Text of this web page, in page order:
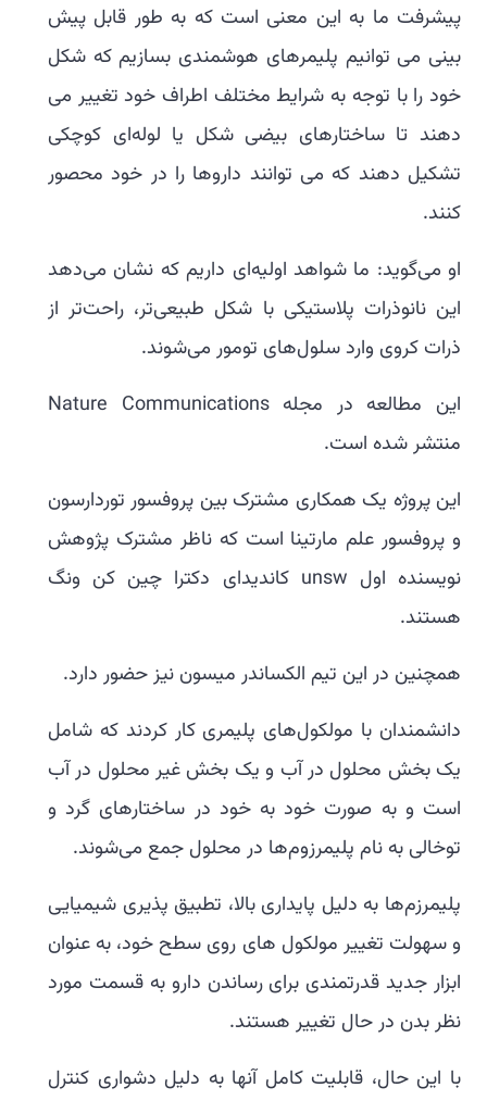
پیشرفت ما به این معنی است که به طور قابل پیش
بینی می توانیم پلیمرهای هوشمندی بسازیم که شکل
خود را با توجه به شرایط مختلف اطراف خود تغییر می
دهند تا ساختارهای بیضی شکل یا لوله‌ای کوچکی
تشکیل دهند که می توانند داروها را در خود محصور
کنند.
او می‌گوید: ما شواهد اولیه‌ای داریم که نشان می‌دهد
این نانوذرات پلاستیکی با شکل طبیعی‌تر، راحت‌تر از
ذرات کروی وارد سلول‌های تومور می‌شوند.
این مطالعه در مجله Nature Communications
منتشر شده است.
این پروژه یک همکاری مشترک بین پروفسور توردارسون
و پروفسور علم مارتینا است که ناظر مشترک پژوهش
نویسنده اول unsw کاندیدای دکترا چین کن ونگ
هستند.
همچنین در این تیم الکساندر میسون نیز حضور دارد.
دانشمندان با مولکول‌های پلیمری کار کردند که شامل
یک بخش محلول در آب و یک بخش غیر محلول در آب
است و به صورت خود به خود در ساختارهای گرد و
توخالی به نام پلیمرزوم‌ها در محلول جمع می‌شوند.
پلیمرزم‌ها به دلیل پایداری بالا، تطبیق پذیری شیمیایی
و سهولت تغییر مولکول های روی سطح خود، به عنوان
ابزار جدید قدرتمندی برای رساندن دارو به قسمت مورد
نظر بدن در حال تغییر هستند.
با این حال، قابلیت کامل آنها به دلیل دشواری کنترل